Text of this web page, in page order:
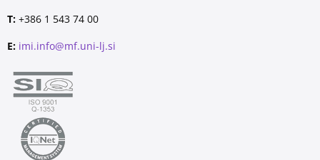
T: +386 1 543 74 00
E: imi.info@mf.uni-lj.si